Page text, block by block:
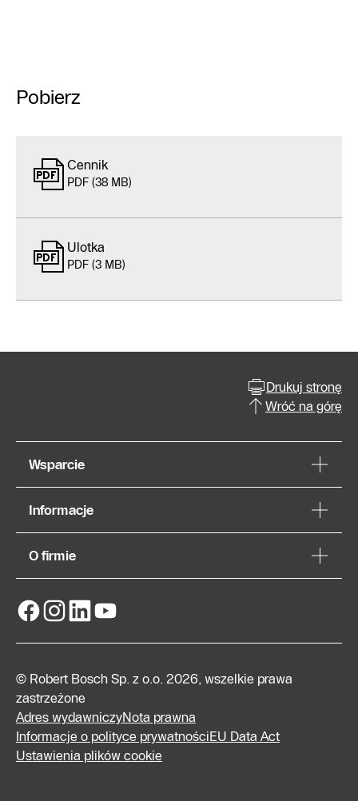
Pobierz
Cennik
PDF (38 MB)
Ulotka
PDF (3 MB)
Drukuj stronę
Wróć na górę
Wsparcie
Informacje
O firmie
© Robert Bosch Sp. z o.o. 2026, wszelkie prawa
zastrzeżone
Adres wydawniczyNota prawna
Informacje o polityce prywatnościEU Data Act
Ustawienia plików cookie